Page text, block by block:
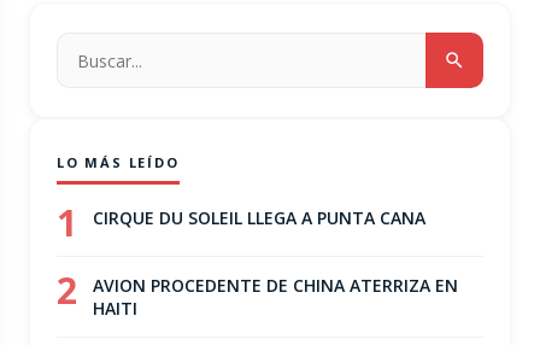
LO MÁS LEÍDO
1 CIRQUE DU SOLEIL LLEGA A PUNTA CANA
2
AVION PROCEDENTE DE CHINA ATERRIZA EN
HAITI